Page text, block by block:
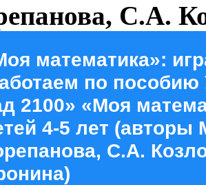
С.А.
математика»:
по пособию
2100» «Моя
4-5 лет (авторы
С.А.